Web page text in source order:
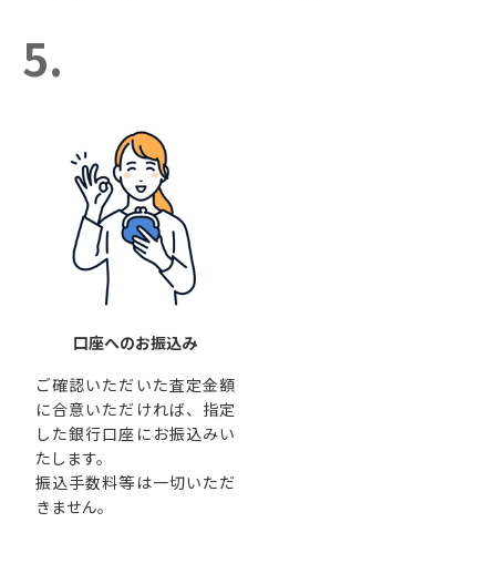
5.
口座へのお振込み
ご確認いただいた査定金額
に合意いただければ、指定
した銀行口座にお振込みい
たします。
振込手数料等は一切いただ
きません。